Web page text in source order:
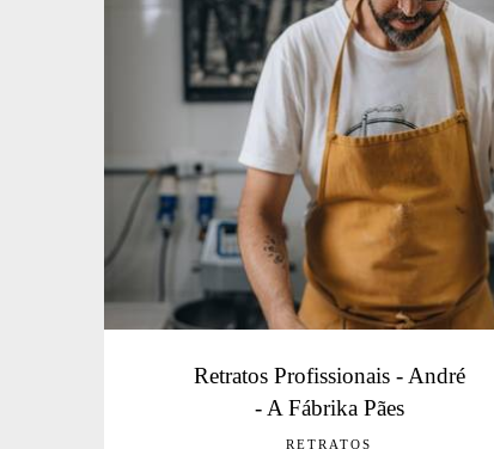
Retratos Profissionais - André
- A Fábrika Pães
RETRATOS